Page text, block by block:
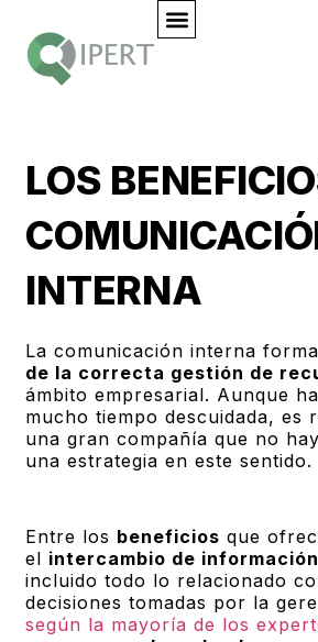
LOS
INTERNA
La comunicación interna
de la correcta gestión de
ámbito empresarial. Aunque
mucho tiempo descuidada, es
una gran compañía que no
una estrategia en este sentido.
Entre los beneficios que
el intercambio de
incluido todo lo relacionado
decisiones tomadas por la
según la mayoría de los